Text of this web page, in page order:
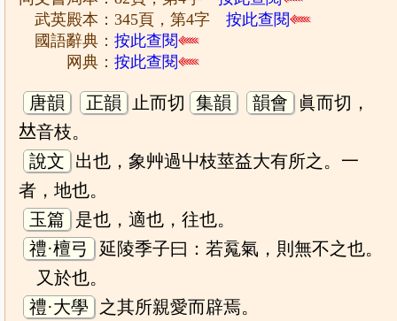
武英殿本：345頁，第4字按此查閱
國語辭典：按此查閱
网典：按此查閱
唐韻 正韻 止而切 集韻 韻會
眞而切，
𠀤音枝。
說文
出也，象艸過屮枝莖益大有所之。一
者，地也。
玉篇
是也，適也，往也。
禮·檀弓
延陵季子曰：若䰟氣，則無不之也。
又於也。
禮·大學
之其所親愛而辟焉。